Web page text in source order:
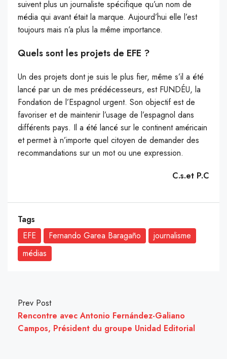
suivent plus un journaliste spécifique qu’un nom de
média qui avant était la marque. Aujourd’hui elle l’est
toujours mais n’a plus la même importance.
Quels sont les projets de EFE ?
Un des projets dont je suis le plus fier, même s’il a été
lancé par un de mes prédécesseurs, est FUNDÉU, la
Fondation de l’Espagnol urgent. Son objectif est de
favoriser et de maintenir l’usage de l’espagnol dans
différents pays. Il a été lancé sur le continent américain
et permet à n’importe quel citoyen de demander des
recommandations sur un mot ou une expression.
C.s.et P.C
Tags
EFE
Fernando Garea Baragaño
journalisme
médias
Prev Post
Rencontre avec Antonio Fernández-Galiano
Campos, Président du groupe Unidad Editorial